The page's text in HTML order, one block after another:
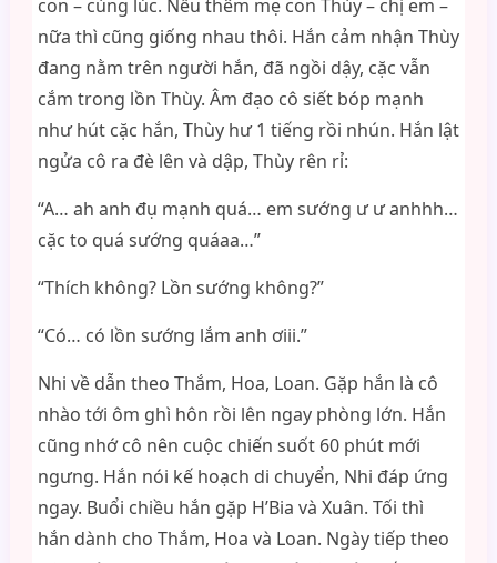
con – cùng lúc. Nếu thêm mẹ con Thùy – chị em –
nữa thì cũng giống nhau thôi. Hắn cảm nhận Thùy
đang nằm trên người hắn, đã ngồi dậy, cặc vẫn
cắm trong lồn Thùy. Âm đạo cô siết bóp mạnh
như hút cặc hắn, Thùy hư 1 tiếng rồi nhún. Hắn lật
ngửa cô ra đè lên và dập, Thùy rên rỉ:
“A… ah anh đụ mạnh quá… em sướng ư ư anhhh…
cặc to quá sướng quáaa…”
“Thích không? Lồn sướng không?”
“Có… có lồn sướng lắm anh ơiii.”
Nhi về dẫn theo Thắm, Hoa, Loan. Gặp hắn là cô
nhào tới ôm ghì hôn rồi lên ngay phòng lớn. Hắn
cũng nhớ cô nên cuộc chiến suốt 60 phút mới
ngưng. Hắn nói kế hoạch di chuyển, Nhi đáp ứng
ngay. Buổi chiều hắn gặp H’Bia và Xuân. Tối thì
hắn dành cho Thắm, Hoa và Loan. Ngày tiếp theo